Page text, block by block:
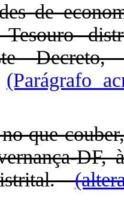
de
Tesouro
(Parágrafo
que
DF,